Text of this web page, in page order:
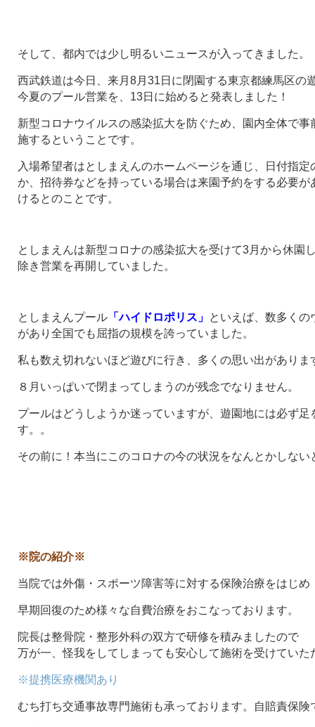
そして、都内では少し明るいニュースが入ってきました。
西武鉄道は今日、来月8月31日に閉園する東京都練馬区の
今夏のプール営業を、13日に始めると発表しました！
新型コロナウイルスの感染拡大を防ぐため、園内全体で事
施するということです。
入場希望者はとしまえんのホームページを通じ、日付指定
か、招待券などを持っている場合は来園予約をする必要が
けるとのことです。
としまえんは新型コロナの感染拡大を受けて3月から休園
除き営業を再開していました。
としまえんプール 「ハイドロポリス」 といえば、数多く
があり全国でも屈指の規模を誇っていました。
私も数え切れないほど遊びに行き、多くの思い出がありま
８月いっぱいで閉まってしまうのが残念でなりません。
プールはどうしようか迷っていますが、遊園地には必ず足
す。。
その前に！本当にこのコロナの今の状況をなんとかしない
※院の紹介※
当院では外傷・スポーツ障害等に対する保険治療をはじめ
早期回復のため様々な自費治療をおこなっております。
院長は整骨院・整形外科の双方で研修を積みましたので
万が一、怪我をしてしまっても安心して施術を受けていた
※提携医療機関あり
むち打ち交通事故専門施術も承っております。自賠責保険